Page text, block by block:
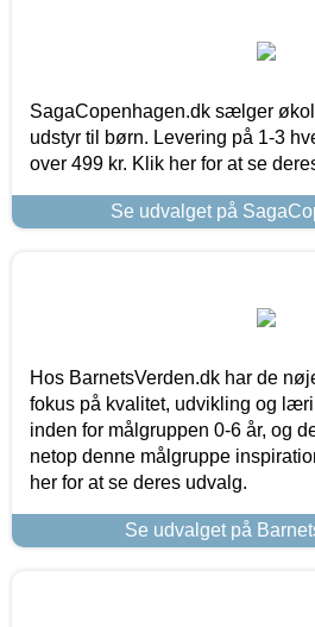
SagaCopenhagen.dk sælger
udstyr til børn. Levering på 1-3
over 499 kr. Klik her for at se
Se udvalget på
Hos BarnetsVerden.dk har de
fokus på kvalitet, udvikling og
inden for målgruppen 0-6 år, og
netop denne målgruppe
her for at se deres udvalg.
Se udvalget på